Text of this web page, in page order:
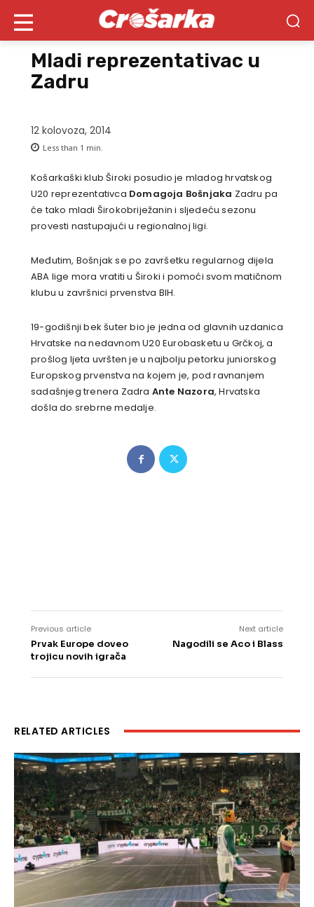
Mladi reprezentativac u
Zadru
12 kolovoza, 2014
Less than 1 min.
Košarkaški klub Široki posudio je mladog hrvatskog
U20 reprezentativca Domagoja Bošnjaka Zadru pa
će tako mladi Širokobriježanin i sljedeću sezonu
provesti nastupajući u regionalnoj ligi.
Međutim, Bošnjak se po završetku regularnog dijela
ABA lige mora vratiti u Široki i pomoći svom matičnom
klubu u završnici prvenstva BIH.
19-godišnji bek šuter bio je jedna od glavnih uzdanica
Hrvatske na nedavnom U20 Eurobasketu u Grčkoj, a
prošlog ljeta uvršten je u najbolju petorku juniorskog
Europskog prvenstva na kojem je, pod ravnanjem
sadašnjeg trenera Zadra Ante Nazora, Hrvatska
došla do srebrne medalje.
Previous article
Prvak Europe doveo
trojicu novih igrača
Next article
Nagodili se Aco i Blass
RELATED ARTICLES